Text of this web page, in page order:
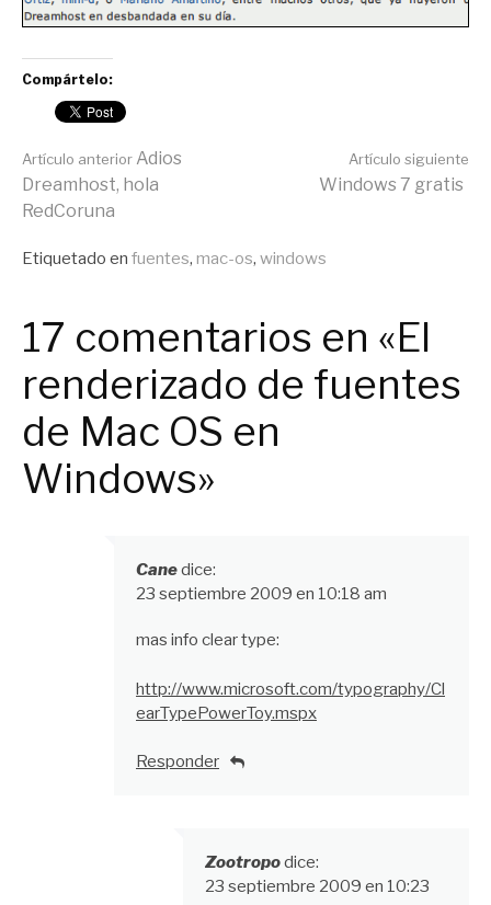
Compártelo:
Seguir
leyendo
Artículo anterior Adios
Dreamhost, hola
RedCoruna
Artículo siguiente
Windows 7 gratis
Publicado
Etiquetado en fuentes, mac-os, windows
17 comentarios en «El
renderizado de fuentes
de Mac OS en
Windows»
Canedice:
23 septiembre 2009 en 10:18 am
mas info clear type:
http://www.microsoft.com/typography/Cl
earTypePowerToy.mspx
Responder
Zootropodice:
23 septiembre 2009 en 10:23